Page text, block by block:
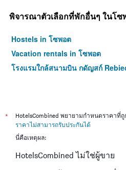
พิจารณาตัวเลือกที่พักอื่นๆ ในโซ
Hostels in โซพอต
Vacation rentals in โซพอต
โรงแรมใกล้สนามบิน กดัญสก์
*
HotelsCombined พยายามกำหนดราคาที่
ราคาไม่สามารถรับประกันได้
นี่คือเหตุผล:
HotelsCombined ไม่ใช่ผู้ขาย